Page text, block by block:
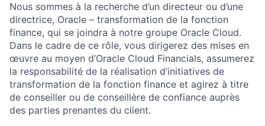
Nous sommes à la recherche d’un directeur ou d’une
directrice, Oracle – transformation de la fonction
finance, qui se joindra à notre groupe Oracle Cloud.
Dans le cadre de ce rôle, vous dirigerez des mises en
œuvre au moyen d’Oracle Cloud Financials, assumerez
la responsabilité de la réalisation d’initiatives de
transformation de la fonction finance et agirez à titre
de conseiller ou de conseillère de confiance auprès
des parties prenantes du client.